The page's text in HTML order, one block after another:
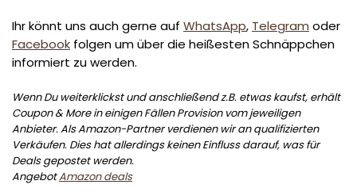
Ihr könnt uns auch gerne auf WhatsApp, Telegram oder
Facebook folgen um über die heißesten Schnäppchen
informiert zu werden.
Wenn Du weiterklickst und anschließend z.B. etwas kaufst, erhält
Coupon & More in einigen Fällen Provision vom jeweiligen
Anbieter. Als Amazon-Partner verdienen wir an qualifizierten
Verkäufen. Dies hat allerdings keinen Einfluss darauf, was für
Deals gepostet werden.
AngebotAmazon deals